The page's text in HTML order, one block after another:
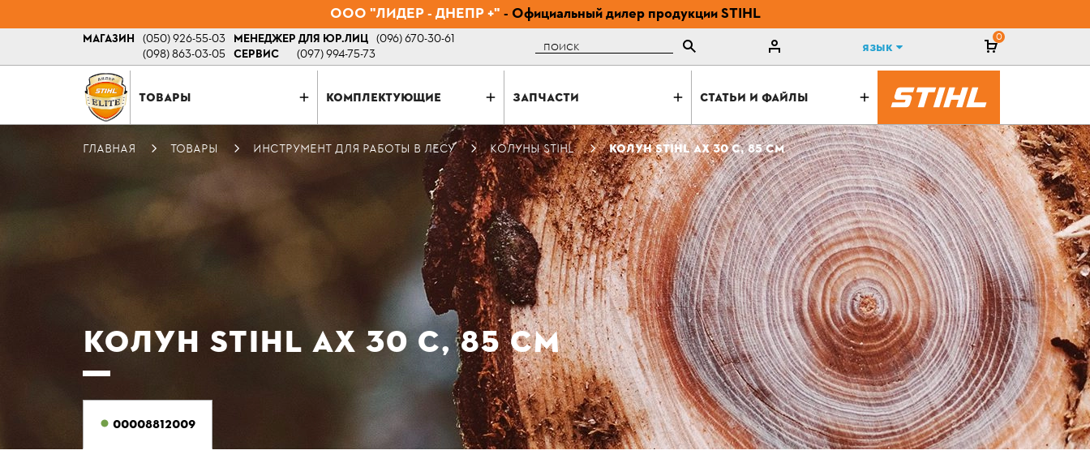
ООО "ЛИДЕР - ДНЕПР +" - Официальный дилер продукции STIHL
МАГАЗИН (050) 926-55-03
(098) 863-03-05
МЕНЕДЖЕР ДЛЯ ЮР.ЛИЦ (096) 670-30-61
СЕРВИС
(097) 994-75-73 Поиск Язык
0
ТОВАРЫ КОМПЛЕКТУЮЩИЕ ЗАПЧАСТИ СТАТЬИ И ФАЙЛЫ
ГЛАВНАЯ ТОВАРЫ ИНСТРУМЕНТ ДЛЯ РАБОТЫ В ЛЕСУ КОЛУНЫ STIHL КОЛУН STIHL АХ 30 C, 85 СМ
КОЛУН STIHL АХ 30 C, 85 СМ
00008812009